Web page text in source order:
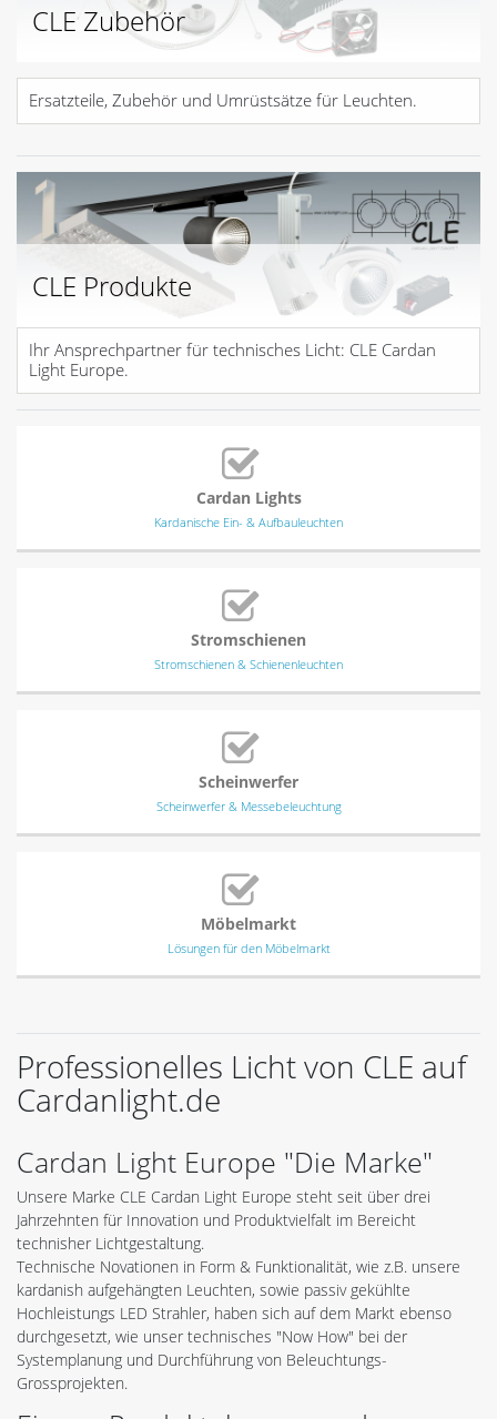
CLE Zubehör
Ersatzteile, Zubehör und Umrüstsätze für Leuchten.
CLE Produkte
Ihr Ansprechpartner für technisches Licht: CLE Cardan
Light Europe.
Cardan Lights
Kardanische Ein- & Aufbauleuchten
Stromschienen
Stromschienen & Schienenleuchten
Scheinwerfer
Scheinwerfer & Messebeleuchtung
Möbelmarkt
Lösungen für den Möbelmarkt
Professionelles Licht von CLE auf
Cardanlight.de
Cardan Light Europe "Die Marke"
Unsere Marke CLE Cardan Light Europe steht seit über drei
Jahrzehnten für Innovation und Produktvielfalt im Bereicht
technisher Lichtgestaltung.
Technische Novationen in Form & Funktionalität, wie z.B. unsere
kardanish aufgehängten Leuchten, sowie passiv gekühlte
Hochleistungs LED Strahler, haben sich auf dem Markt ebenso
durchgesetzt, wie unser technisches "Now How" bei der
Systemplanung und Durchführung von Beleuchtungs-
Grossprojekten.